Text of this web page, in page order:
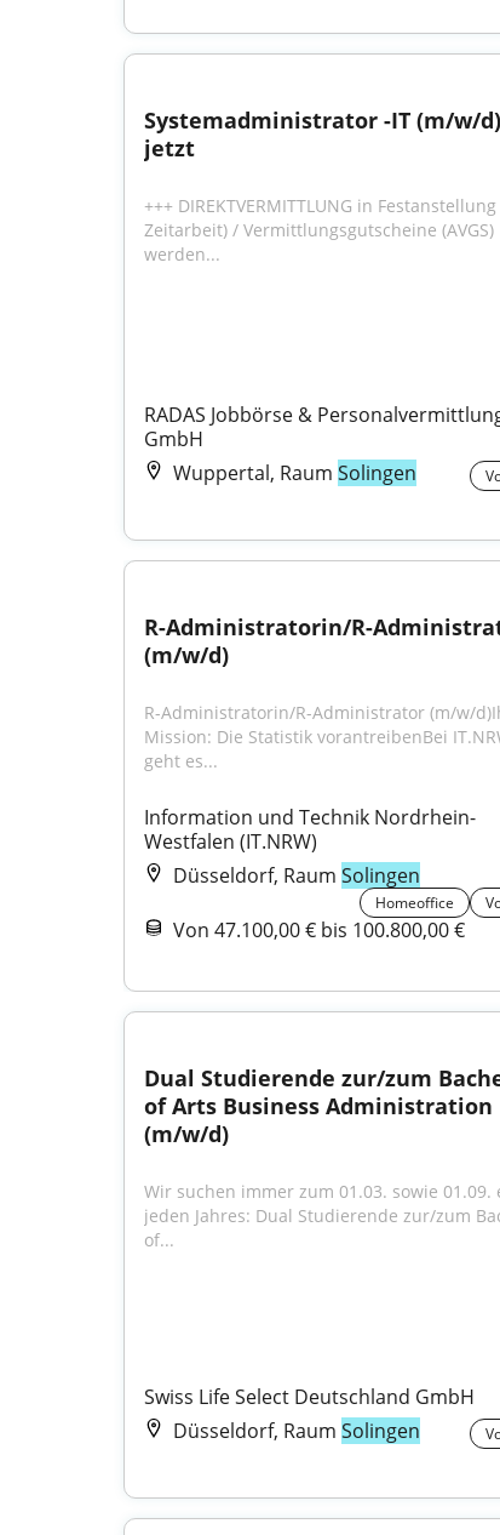
Systemadministrator -IT (m/w/
jetzt
+++ DIREKTVERMITTLUNG in
Zeitarbeit) / Vermittlungsgutscheine (AVGS)
werden...
RADAS Jobbörse &
GmbH
Wuppertal, Raum Solingen
R-Administratorin/R-
(m/w/d)
R-Administratorin/R-Administrator (m/w/
Mission: Die Statistik vorantreibenBei
geht es...
Information und Technik Nordrhein-
Westfalen (IT.NRW)
Düsseldorf, Raum Solingen
Homeoffice
Von 47.100,00 € bis 100.800,00 €
Dual Studierende zur/zum
of Arts Business Administration
(m/w/d)
Wir suchen immer zum 01.03. sowie 01.09.
jeden Jahres: Dual Studierende zur/zum
of...
Swiss Life Select Deutschland GmbH
Düsseldorf, Raum Solingen